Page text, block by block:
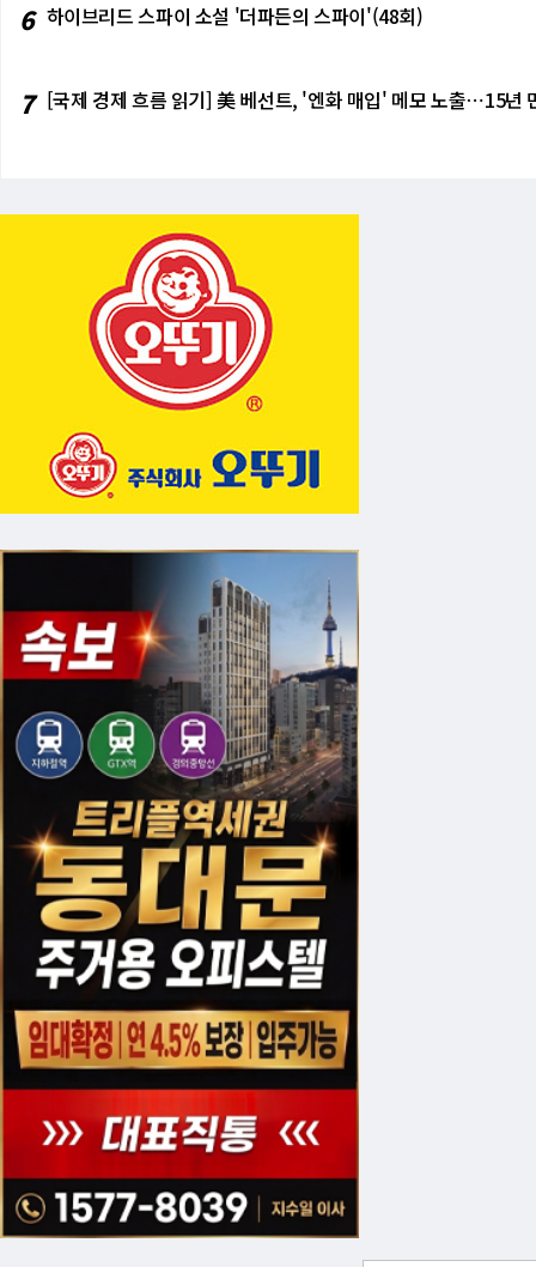
6 하이브리드 스파이 소설 '더파든의 스파이'(48회)
7 [국제 경제 흐름 읽기] 美 베선트, '엔화 매입' 메모 노출⋯15년